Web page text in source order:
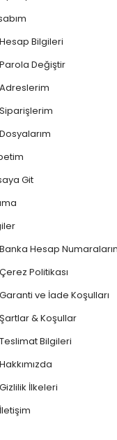
Hesap Bilgileri
Parola Değiştir
Adreslerim
Siparişlerim
Dosyalarım
Git
Banka Hesap
Çerez Politikası
Garanti ve İade Koşulları
Şartlar & Koşullar
Teslimat Bilgileri
Hakkımızda
Gizlilik İlkeleri
İletişim